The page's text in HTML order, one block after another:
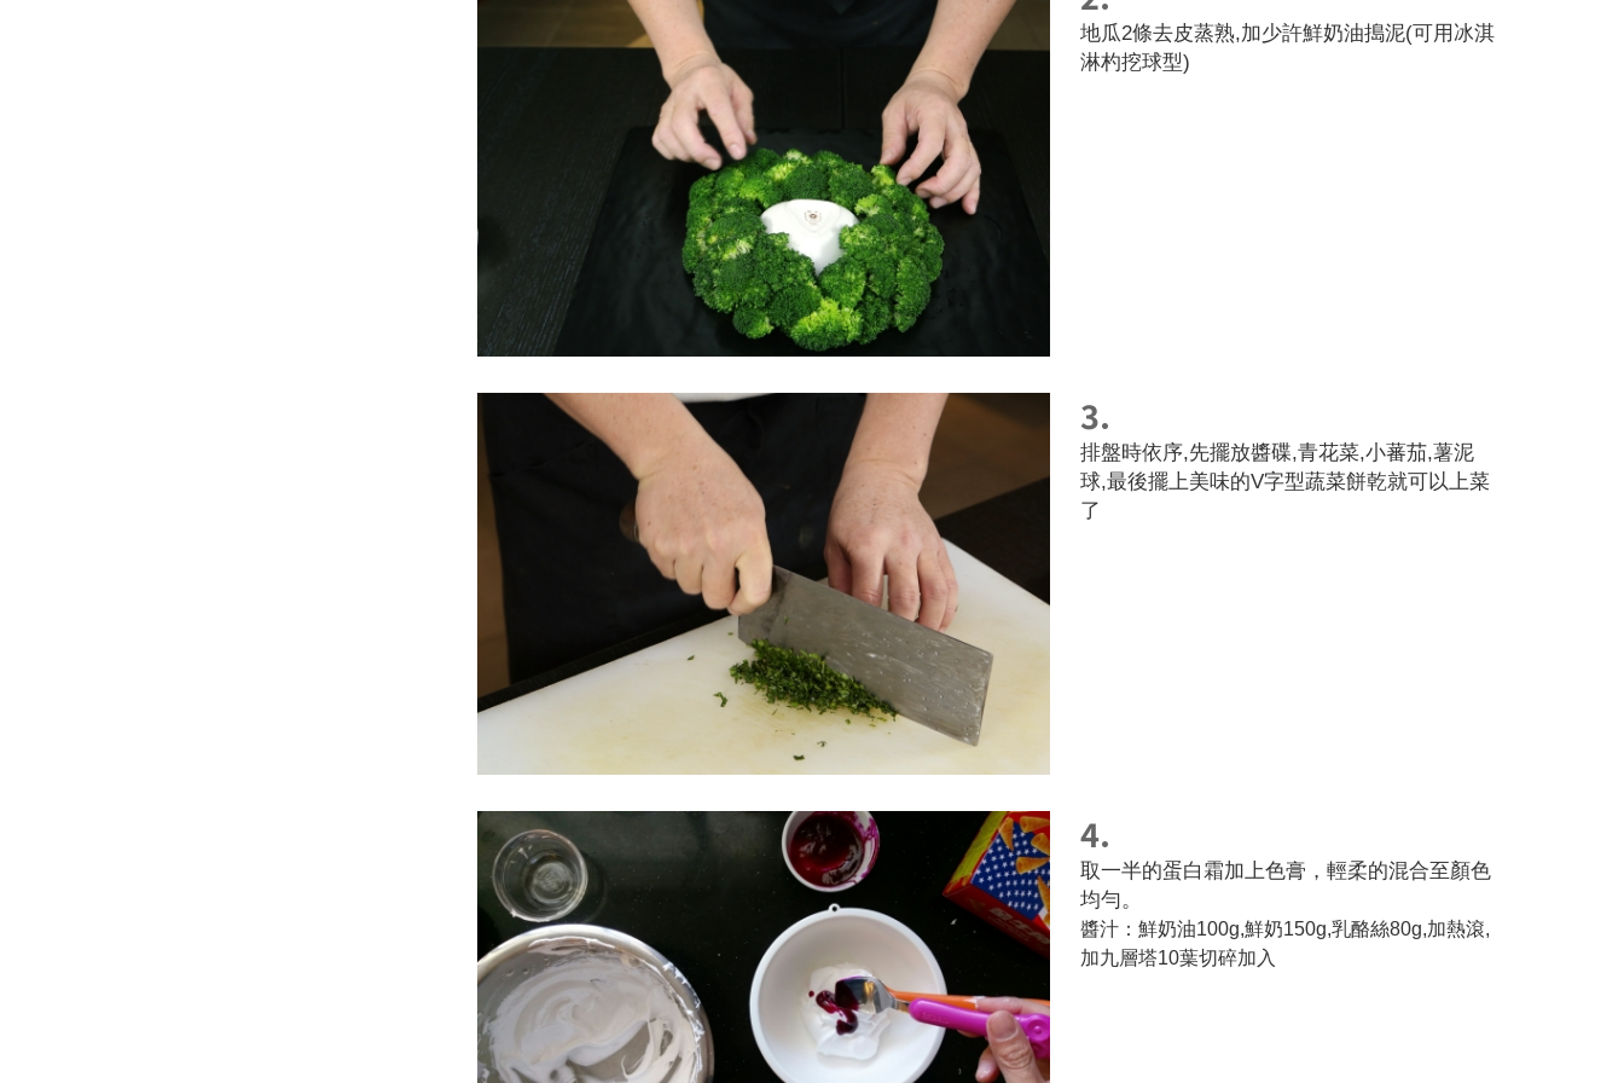
地瓜2條去皮蒸熟,加少許鮮奶油搗泥(可用冰淇
淋杓挖球型)
3.
排盤時依序,先擺放醬碟,青花菜,小蕃茄,薯泥
球,最後擺上美味的V字型蔬菜餅乾就可以上菜
了
4.
取一半的蛋白霜加上色膏，輕柔的混合至顏色
均勻。
醬汁：鮮奶油100g,鮮奶150g,乳酪絲80g,加熱滾,
加九層塔10葉切碎加入